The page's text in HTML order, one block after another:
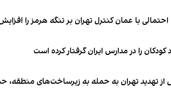
با عمان کنترل تهران بر تنگه هرمز را
را در مدارس ایران گرفتار کرده است
از تهدید تهران به حمله به زیرساخت‌های منطقه،